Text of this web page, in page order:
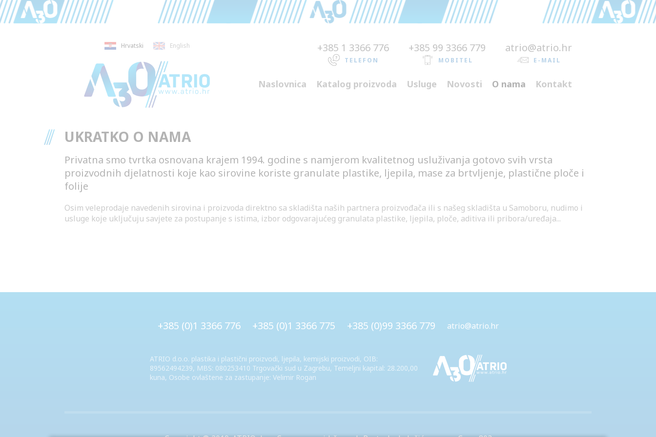
Hrvatski English +385 1 3366 776
TELEFON
+385 99 3366 779
MOBITEL
atrio@atrio.hr
E-MAIL
Naslovnica Katalog proizvoda Usluge Novosti O nama Kontakt
UKRATKO O NAMA
Privatna smo tvrtka osnovana krajem 1994. godine s namjerom kvalitetnog usluživanja gotovo svih vrsta
proizvodnih djelatnosti koje kao sirovine koriste granulate plastike, ljepila, mase za brtvljenje, plastične ploče i
folije
Osim veleprodaje navedenih sirovina i proizvoda direktno sa skladišta naših partnera proizvođača ili s našeg skladišta u Samoboru, nudimo i
usluge koje uključuju savjete za postupanje s istima, izbor odgovarajućeg granulata plastike, ljepila, ploče, aditiva ili pribora/uređaja...
+385 (0)1 3366 776 +385 (0)1 3366 775 +385 (0)99 3366 779 atrio@atrio.hr
ATRIO d.o.o. plastika i plastični proizvodi, ljepila, kemijski proizvodi, OIB:
89562494239, MBS: 080253410 Trgovački sud u Zagrebu, Temeljni kapital: 28.200,00
kuna, Osobe ovlaštene za zastupanje: Velimir Rogan